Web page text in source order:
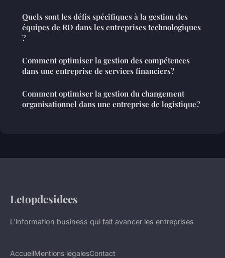
Quels sont les défis spécifiques à la gestion des
équipes de RD dans les entreprises technologiques
?
Comment optimiser la gestion des compétences
dans une entreprise de services financiers?
Comment optimiser la gestion du changement
organisationnel dans une entreprise de logistique?
Letopdesidees
L'information business qui fait avancer les entreprises
AccueilMentions légalesContact